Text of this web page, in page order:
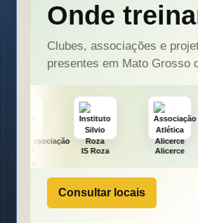
Onde
Clubes, associações e
presentes em Mato Grosso
Alicerce J. Futuro
Consultar locais